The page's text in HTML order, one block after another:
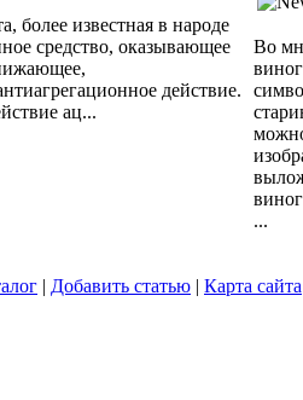
более известная в народе
средство, оказывающее
действие.
ац...
Во
...
| Добавить статью | Карта сайта